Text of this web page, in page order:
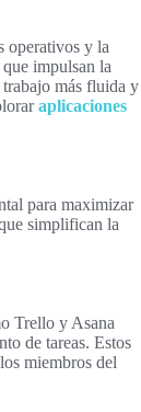
operativos y la
impulsan la
trabajo más fluida y
aplicaciones
para maximizar
simplifican la
Trello y Asana
de tareas. Estos
miembros del